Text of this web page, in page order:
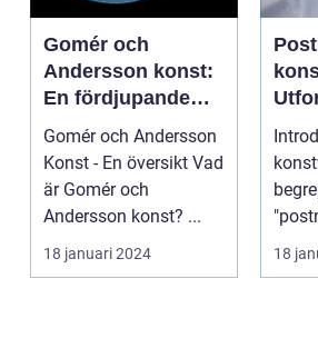
Gomér och
Andersson konst:
En fördjupande
översikt
Gomér och Andersson
Konst - En översikt Vad
är Gomér och
Andersson konst? ...
18 januari 2024
och
fått
18